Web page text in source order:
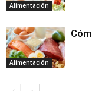
Alimentación
Alimentación